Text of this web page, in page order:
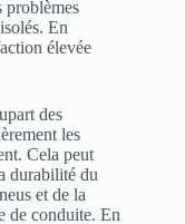
problèmes
En
élevée
des
les
Cela peut
durabilité du
et de la
de conduite. En